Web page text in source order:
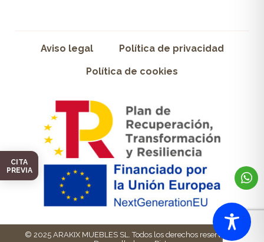
CITA
PREVIA
Aviso legal Política de privacidad
Política de cookies
© 2025 ARAKIX MUEBLES SL. Todos los derechos reservados.